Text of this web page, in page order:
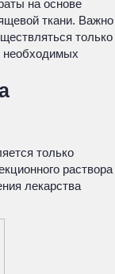
на основе
ткани. Важно
только
необходимых
только
раствора
лекарства